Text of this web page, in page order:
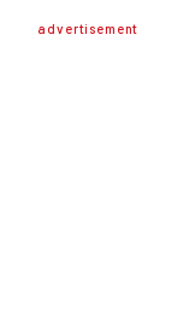
advertisement